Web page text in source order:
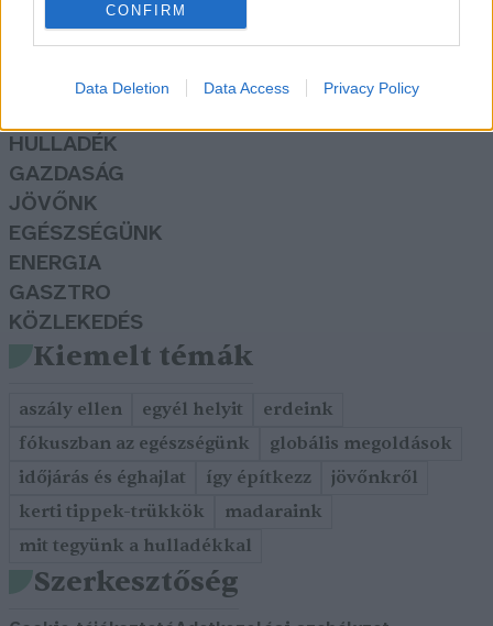
CONFIRM
Data Deletion Data Access Privacy Policy
Rovatok
KERTEM
HULLADÉK
GAZDASÁG
JÖVŐNK
EGÉSZSÉGÜNK
ENERGIA
GASZTRO
KÖZLEKEDÉS
Kiemelt témák
aszály ellen egyél helyit
erdeink
fókuszban az egészségünk
globális megoldások
időjárás és éghajlat
így építkezz
jövőnkről
kerti tippek-trükkök
madaraink
mit tegyünk a hulladékkal
Szerkesztőség